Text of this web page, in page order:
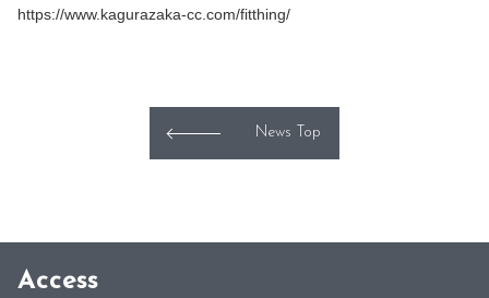
https://www.kagurazaka-cc.com/fitthing/
News Top
Access